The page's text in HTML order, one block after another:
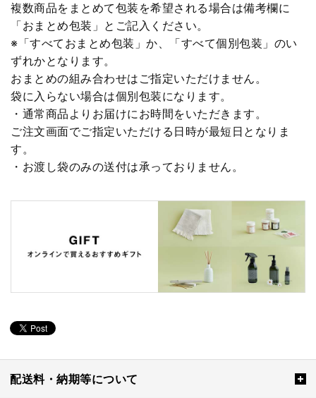
複数商品をまとめて包装を希望される場合は備考欄に
「おまとめ包装」とご記入ください。
※「すべておまとめ包装」か、「すべて個別包装」のい
ずれかとなります。
おまとめの組み合わせはご指定いただけません。
袋に入らない場合は個別包装になります。
・通常商品よりお届けにお時間をいただきます。
ご注文画面でご指定いただける日時が最短日となりま
す。
・お渡し袋のみの送付は承っておりません。
配送料・納期等について